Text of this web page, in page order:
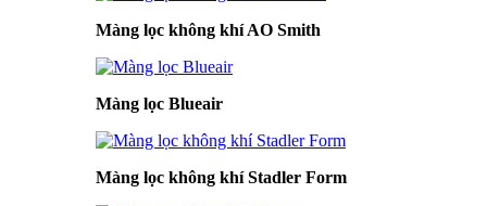
Màng lọc không khí AO Smith
Màng lọc Blueair
Màng lọc không khí Stadler Form